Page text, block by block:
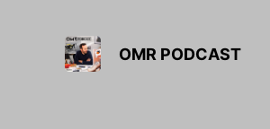
OMR PODCAST